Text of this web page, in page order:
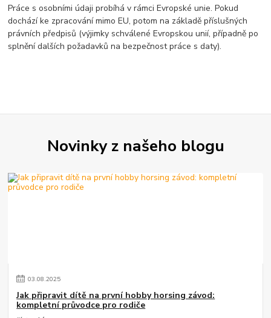
Práce s osobními údaji probíhá v rámci Evropské unie. Pokud
dochází ke zpracování mimo EU, potom na základě příslušných
právních předpisů (výjimky schválené Evropskou unií, případně po
splnění dalších požadavků na bezpečnost práce s daty).
Novinky z našeho blogu
03.08.2025
Jak připravit dítě na první hobby horsing závod:
kompletní průvodce pro rodiče